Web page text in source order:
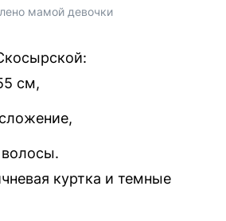
мамой девочки
см,
куртка и темные